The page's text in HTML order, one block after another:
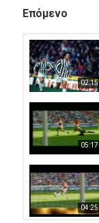
Επόμενο
02:15
05:17
04:25